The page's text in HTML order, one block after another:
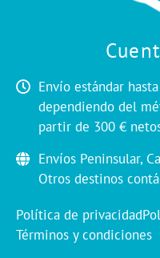
Envío estándar
dependiendo del
partir de 300 €
Envíos Peninsular,
Otros destinos
Política de privacidad
Términos y condiciones